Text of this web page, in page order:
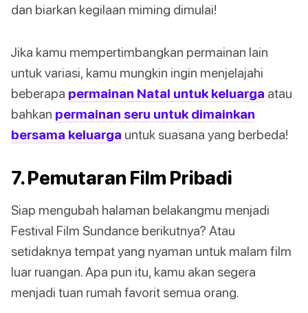
dan biarkan kegilaan miming dimulai!
Jika kamu mempertimbangkan permainan lain
untuk variasi, kamu mungkin ingin menjelajahi
beberapa permainan Natal untuk keluarga atau
bahkan permainan seru untuk dimainkan
bersama keluarga untuk suasana yang berbeda!
7. Pemutaran Film Pribadi
Siap mengubah halaman belakangmu menjadi
Festival Film Sundance berikutnya? Atau
setidaknya tempat yang nyaman untuk malam film
luar ruangan. Apa pun itu, kamu akan segera
menjadi tuan rumah favorit semua orang.